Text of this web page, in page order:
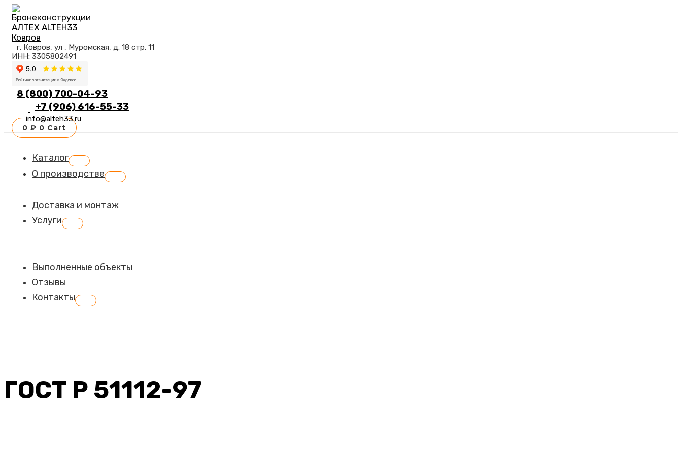
Перейти
содержимому
г. Ковров, ул , Муромская, д. 18 стр. 11
ИНН: 3305802491
8 (800) 700-04-93
+7 (906) 616-55-33
info@alteh33.ru
0 ₽ 0 Cart
Каталог
Переключатель
меню
О производстве
Переключатель
Доставка и монтаж
Услуги
Переключатель
Выполненные объекты
Отзывы
Контакты
Переключатель
ГОСТ Р 51112-97